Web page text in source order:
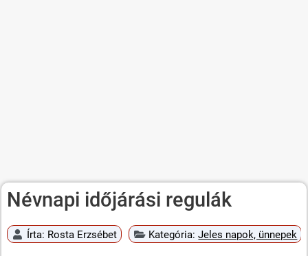
Névnapi időjárási regulák
Írta: Rosta Erzsébet Kategória:Jeles napok, ünnepek